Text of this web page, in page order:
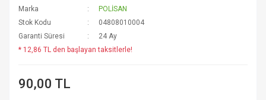
Marka
POLİSAN
Stok Kodu
04808010004
Garanti Süresi
24 Ay
* 12,86 TL den başlayan taksitlerle!
90,00 TL